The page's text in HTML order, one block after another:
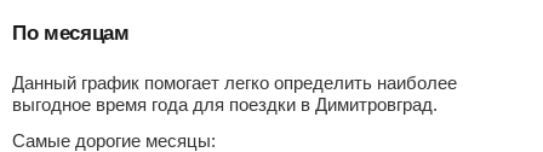
По месяцам
Данный график помогает легко определить наиболее
выгодное время года для поездки в Димитровград.
Самые дорогие месяцы: